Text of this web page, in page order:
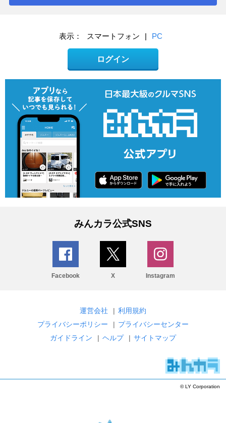
表示： スマートフォン | PC
ログイン
みんカラ公式SNS
Facebook X Instagram
運営会社 | 利用規約
プライバシーポリシー
| プライバシーセンター
ガイドライン
| ヘルプ | サイトマップ
© LY Corporation